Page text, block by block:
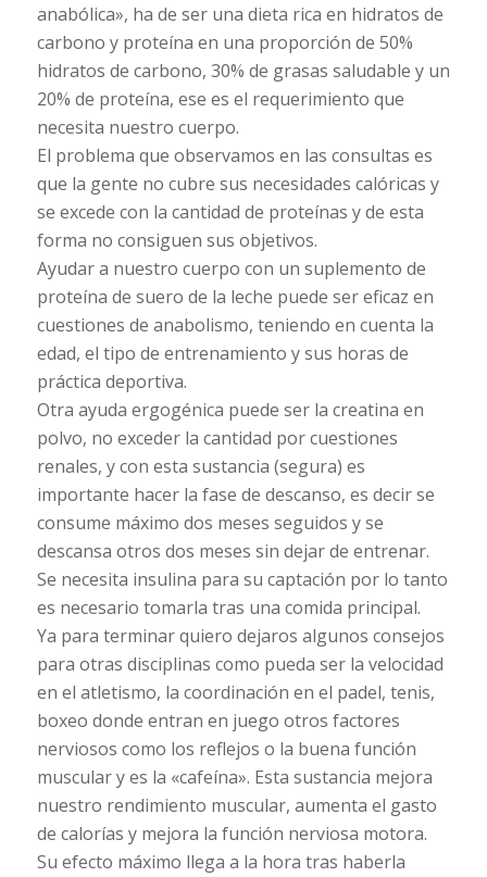
anabólica», ha de ser una dieta rica en hidratos de
carbono y proteína en una proporción de 50%
hidratos de carbono, 30% de grasas saludable y un
20% de proteína, ese es el requerimiento que
necesita nuestro cuerpo.
El problema que observamos en las consultas es
que la gente no cubre sus necesidades calóricas y
se excede con la cantidad de proteínas y de esta
forma no consiguen sus objetivos.
Ayudar a nuestro cuerpo con un suplemento de
proteína de suero de la leche puede ser eficaz en
cuestiones de anabolismo, teniendo en cuenta la
edad, el tipo de entrenamiento y sus horas de
práctica deportiva.
Otra ayuda ergogénica puede ser la creatina en
polvo, no exceder la cantidad por cuestiones
renales, y con esta sustancia (segura) es
importante hacer la fase de descanso, es decir se
consume máximo dos meses seguidos y se
descansa otros dos meses sin dejar de entrenar.
Se necesita insulina para su captación por lo tanto
es necesario tomarla tras una comida principal.
Ya para terminar quiero dejaros algunos consejos
para otras disciplinas como pueda ser la velocidad
en el atletismo, la coordinación en el padel, tenis,
boxeo donde entran en juego otros factores
nerviosos como los reflejos o la buena función
muscular y es la «cafeína». Esta sustancia mejora
nuestro rendimiento muscular, aumenta el gasto
de calorías y mejora la función nerviosa motora.
Su efecto máximo llega a la hora tras haberla